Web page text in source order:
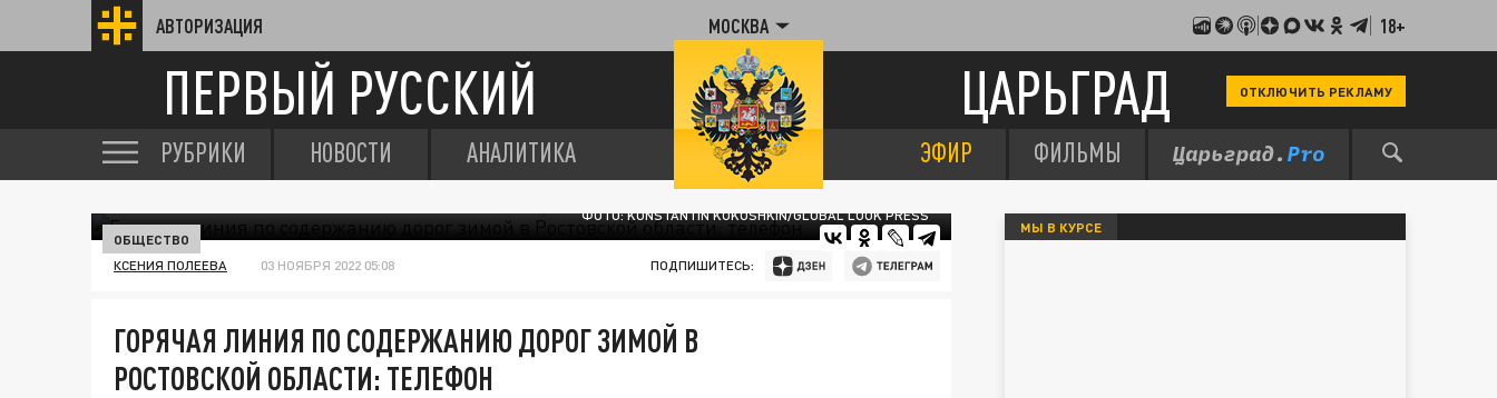
АВТОРИЗАЦИЯ МОСКВА 18+
ПЕРВЫЙ РУССКИЙ ЦАРЬГРАД ОТКЛЮЧИТЬ РЕКЛАМУ
РУБРИКИ НОВОСТИ АНАЛИТИКА ЭФИР ФИЛЬМЫ
ФОТО: KONSTANTIN KOKOSHKIN/GLOBAL LOOK PRESS
ОБЩЕСТВО
КСЕНИЯ ПОЛЕЕВА 03 НОЯБРЯ 2022 05:08 ПОДПИШИТЕСЬ:
ГОРЯЧАЯ ЛИНИЯ ПО СОДЕРЖАНИЮ ДОРОГ ЗИМОЙ В
РОСТОВСКОЙ ОБЛАСТИ: ТЕЛЕФОН
МЫ В КУРСЕ